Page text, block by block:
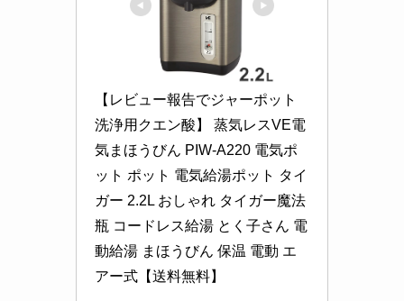
【レビュー報告でジャーポット
洗浄用クエン酸】 蒸気レスVE電
気まほうびん PIW-A220 電気ポ
ット ポット 電気給湯ポット タイ
ガー 2.2L おしゃれ タイガー魔法
瓶 コードレス給湯 とく子さん 電
動給湯 まほうびん 保温 電動 エ
アー式【送料無料】